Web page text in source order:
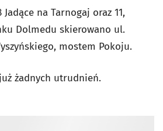
na Tarnogaj oraz 11,
Dolmedu skierowano ul.
mostem Pokoju.
żadnych utrudnień.